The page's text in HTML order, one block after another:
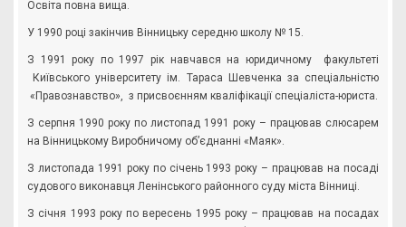
Освіта повна вища.
У 1990 році закінчив Вінницьку середню школу № 15.
З 1991 року по 1997 рік навчався на юридичному факультеті
Київського університету ім. Тараса Шевченка за спеціальністю
«Правознавство», з присвоєнням кваліфікації спеціаліста-юриста.
З серпня 1990 року по листопад 1991 року – працював слюсарем
на Вінницькому Виробничому об’єднанні «Маяк».
З листопада 1991 року по січень 1993 року – працював на посаді
судового виконавця Ленінського районного суду міста Вінниці.
З січня 1993 року по вересень 1995 року – працював на посадах